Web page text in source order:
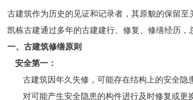
古建筑作为历史的见证和记录者，其原貌的保留
凯栋古建通过多年的古建建行、修复、修缮经历，
一、古建筑修缮原则
安全第一：
古建筑因年久失修，可能存在结构上的安全隐
对可能产生安全隐患的构件进行及时修复或更